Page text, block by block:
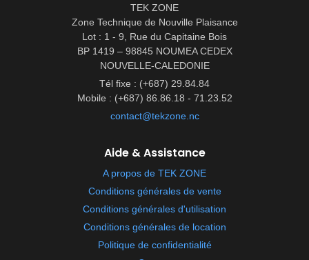
TEK ZONE
Zone Technique de Nouville Plaisance
Lot : 1 - 9, Rue du Capitaine Bois
BP 1419 – 98845 NOUMEA CEDEX
NOUVELLE-CALEDONIE
Tél fixe : (+687) 29.84.84
Mobile : (+687) 86.86.18 - 71.23.52
contact@tekzone.nc
Aide & Assistance
A propos de TEK ZONE
Conditions générales de vente
Conditions générales d'utilisation
Conditions générales de location
Politique de confidentialité